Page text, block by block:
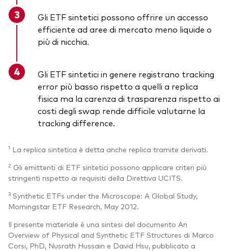
Gli ETF sintetici possono offrire un accesso
efficiente ad aree di mercato meno liquide o
più di nicchia.
Gli ETF sintetici in genere registrano tracking
error più basso rispetto a quelli a replica
fisica ma la carenza di trasparenza rispetto ai
costi degli swap rende difficile valutarne la
tracking difference.
1 La replica sintetica è detta anche replica tramite derivati.
2 Gli emittenti di ETF sintetici possono applicare criteri più
stringenti rispetto ai requisiti della Direttiva UCITS.
3 Synthetic ETFs under the Microscope: A Global Study,
Morningstar ETF Research, May 2012.
Il presente materiale è una sintesi del documento An
Overview of Physical and Synthetic ETF Structures di Marco
Corsi, PhD, Nusrath Hussain e David Hsu, pubblicato a